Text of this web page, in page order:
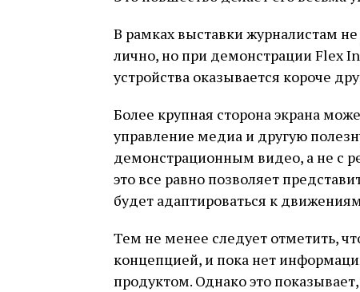
В рамках выставки журналистам
лично, но при демонстрации Flex
устройства оказывается короче
Более крупная сторона экрана
управление медиа и другую
демонстрационным видео, а не с
это все равно позволяет
будет адаптироваться к
Тем не менее следует отметить,
концепцией, и пока нет
продуктом. Однако это